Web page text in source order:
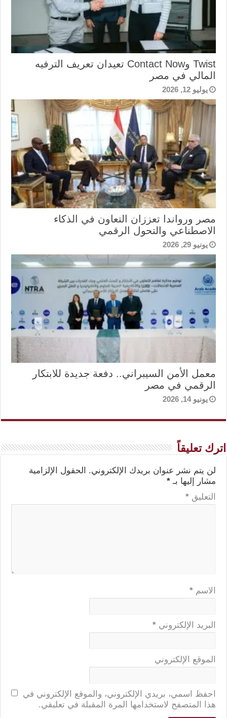
Twist وContact Now تعيدان تعريف الترفيه
المالي في مصر
يوليو 12, 2026
مصر ورواندا تعززان التعاون في الذكاء
الاصطناعي والتحول الرقمي
يونيو 29, 2026
معمل الأمن السيبراني.. دفعة جديدة للابتكار
الرقمي في مصر
يونيو 14, 2026
اترك تعليقاً
لن يتم نشر عنوان بريدك الإلكتروني.
الحقول الإلزامية
مشار إليها بـ *
التعليق *
الاسم *
البريد الإلكتروني *
الموقع الإلكتروني
احفظ اسمي، بريدي الإلكتروني، والموقع الإلكتروني في
هذا المتصفح لاستخدامها المرة المقبلة في تعليقي.